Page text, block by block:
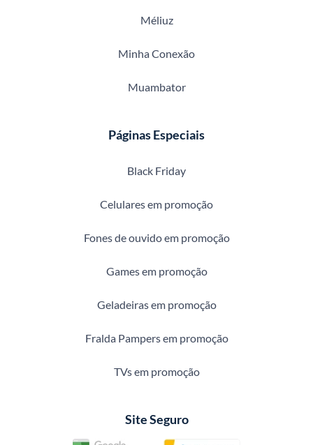
Méliuz
Minha Conexão
Muambator
Páginas Especiais
Black Friday
Celulares em promoção
Fones de ouvido em promoção
Games em promoção
Geladeiras em promoção
Fralda Pampers em promoção
TVs em promoção
Site Seguro